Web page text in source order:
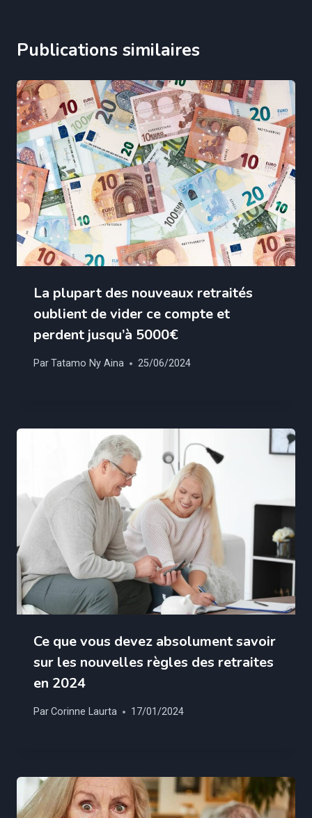
Publications similaires
La plupart des nouveaux retraités
oublient de vider ce compte et
perdent jusqu’à 5000€
ParTatamo Ny Aina 25/06/2024
Ce que vous devez absolument savoir
sur les nouvelles règles des retraites
en 2024
ParCorinne Laurta 17/01/2024